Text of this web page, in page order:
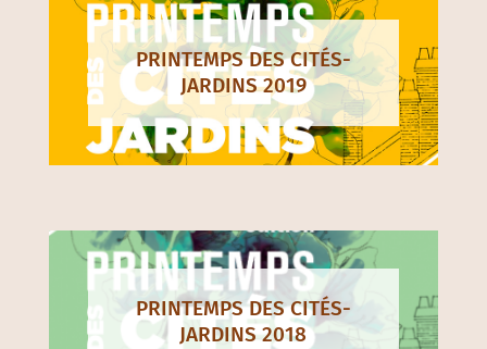
PRINTEMPS DES CITÉS-
JARDINS 2019
PRINTEMPS DES CITÉS-
JARDINS 2018